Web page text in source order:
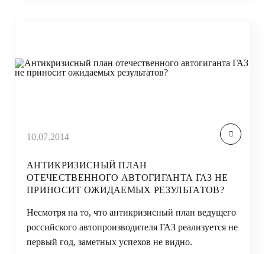
10.07.2014
АНТИКРИЗИСНЫЙ ПЛАН
ОТЕЧЕСТВЕННОГО АВТОГИГАНТА ГАЗ НЕ
ПРИНОСИТ ОЖИДАЕМЫХ РЕЗУЛЬТАТОВ?
Несмотря на то, что антикризисный план ведущего
российского автопроизводителя ГАЗ реализуется не
первый год, заметных успехов не видно.